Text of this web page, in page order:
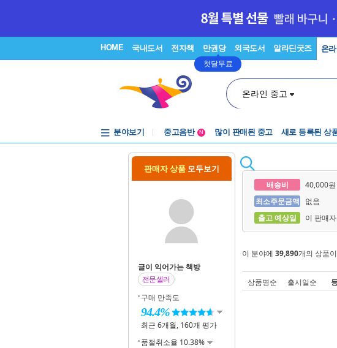
HOME 국내도서 전자책 만권당
첫달무료
외국도서 알라딘굿즈 온
온라인 중고
분야보기
중고음반
중고음반
N 많이 판매된 중고 새로 등록된 상
판매자 상품 모두보기
글이 익어가는 책방
전문셀러
구매 만족도
94.4%
최근 6개월, 160개 평가
품절취소율 10.38%
배송비 40,000
최소주문금액
없음
출고 예상일
이 판매
이 분야에 39,890개의 상품
상품명순 출시일순